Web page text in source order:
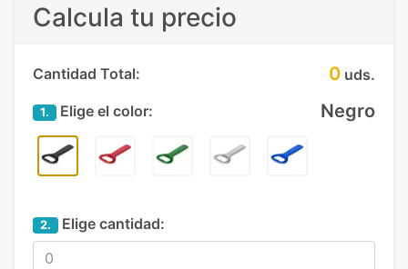
Calcula tu precio
Cantidad Total: 0 uds.
1. Elige el color: Negro
2. Elige cantidad: